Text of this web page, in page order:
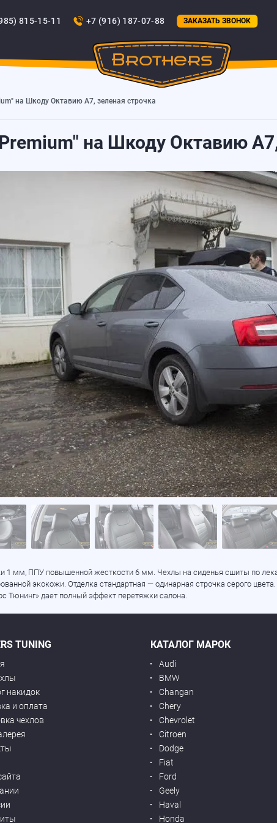
815-15-11 +7 (916) 187-07-88 ЗАКАЗАТЬ ЗВОНОК
на Шкоду Октавию А7, зеленая строчка
на Шкоду Октавию
1 мм, ППУ повышенной жесткости 6 мм. Чехлы на сиденья сшиты по
экокожи. Отделка стандартная — одинарная строчка серого
Тюнинг» дает полный эффект перетяжки салона.
TUNING
накидок
и оплата
чехлов
КАТАЛОГ МАРОК
Audi
BMW
Changan
Chery
Chevrolet
Citroen
Dodge
Fiat
Ford
Geely
Haval
Honda